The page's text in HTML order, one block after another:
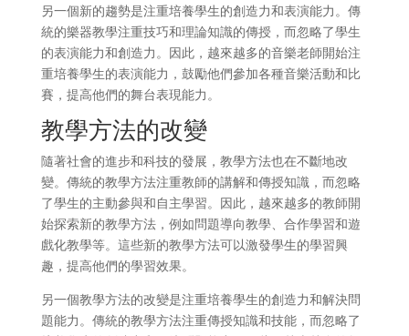
另一個新的趨勢是注重培養學生的創造力和表演能力。傳
統的樂器教學注重技巧和理論知識的傳授，而忽略了學生
的表演能力和創造力。因此，越來越多的音樂老師開始注
重培養學生的表演能力，鼓勵他們參加各種音樂活動和比
賽，提高他們的舞台表現能力。
教學方法的改變
隨著社會的進步和科技的發展，教學方法也在不斷地改
變。傳統的教學方法注重教師的講解和傳授知識，而忽略
了學生的主動參與和自主學習。因此，越來越多的教師開
始探索新的教學方法，例如問題導向教學、合作學習和遊
戲化教學等。這些新的教學方法可以激發學生的學習興
趣，提高他們的學習效果。
另一個教學方法的改變是注重培養學生的創造力和解決問
題能力。傳統的教學方法注重傳授知識和技能，而忽略了